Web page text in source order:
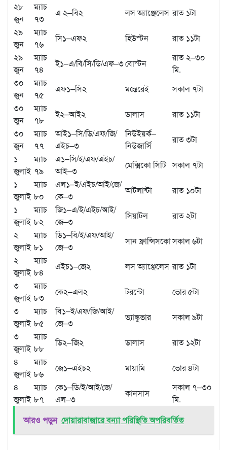
২৮
জুন
ম্যাচ
৭৩
এ ২–বি২ লস অ্যাঞ্জেলেস রাত ১টা
২৯
জুন
ম্যাচ
৭৬
সি১–এফ২ হিউস্টন
রাত ১১টা
২৯
জুন
ম্যাচ
৭৪
ই১–এ/বি/সি/ডি/এফ–৩বোস্টন
রাত ২–৩০
মি.
৩০
জুন
ম্যাচ
৭৫
এফ১–সি২ মন্তেরেই
সকাল ৭টা
৩০
জুন
ম্যাচ
৭৮
ই২–আই২ ডালাস
রাত ১১টা
৩০
জুন
ম্যাচ
৭৭
আই১–সি/ডি/এফ/জি/
এইচ–৩
নিউইয়র্ক–
নিউজার্সি
রাত ৩টা
১
জুলাই
ম্যাচ
৭৯
এ১–সি/ই/এফ/এইচ/
আই–৩
মেক্সিকো সিটি সকাল ৭টা
১
জুলাই
ম্যাচ
৮০
এল১–ই/এইচ/আই/জে/
কে–৩
আটলান্টা
রাত ১০টা
১
জুলাই
ম্যাচ
৮২
জি১–এ/ই/এইচ/আই/
জে–৩
সিয়াটল
রাত ২টা
২
জুলাই
ম্যাচ
৮১
ডি১–বি/ই/এফ/আই/
জে–৩
সান ফ্রান্সিসকোসকাল ৬টা
২
জুলাই
ম্যাচ
৮৪
এইচ১–জে২ লস অ্যাঞ্জেলেস রাত ১টা
৩
জুলাই
ম্যাচ
৮৩
কে২–এল২ টরন্টো
ভোর ৫টা
৩
জুলাই
ম্যাচ
৮৫
বি১–ই/এফ/জি/আই/
জে–৩
ভ্যাঙ্কুভার
সকাল ৯টা
৩
জুলাই
ম্যাচ
৮৮
ডি২–জি২ ডালাস
রাত ১২টা
৪
জুলাই
ম্যাচ
৮৬
জে১–এইচ২ মায়ামি
ভোর ৪টা
৪
জুলাই
ম্যাচ
৮৭
কে১–ডি/ই/আই/জে/
এল–৩
কানসাস
সকাল ৭–৩০
মি.
আরও পড়ুন দোয়ারাবাজারে বন্যা পরিস্থিতি অপরিবর্তিত